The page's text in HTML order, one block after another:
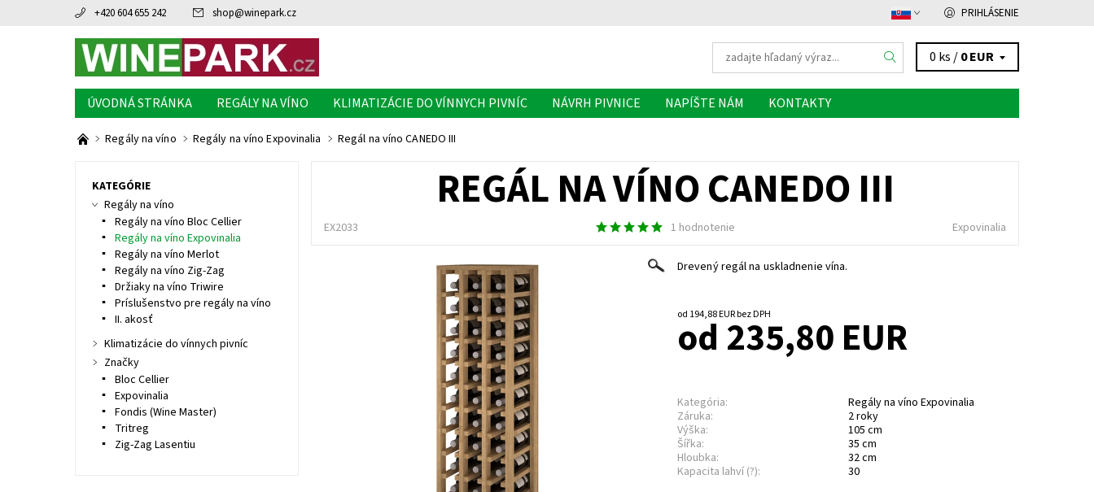
+420 604 655 242 shop@winepark.cz PRIHLÁSENIE
0 ks /0 EUR
ÚVODNÁ STRÁNKA REGÁLY NA VÍNO KLIMATIZÁCIE DO VÍNNYCH PIVNÍC NÁVRH PIVNICE NAPÍŠTE NÁM KONTAKTY
Regály na víno Regály na víno Expovinalia Regál na víno CANEDO III
REGÁL NA VÍNO CANEDO III
EX2033 1 hodnotenie Expovinalia
Drevený regál na uskladnenie vína.
od 194,88 EUR bez DPH
od 235,80 EUR
Kategória:
Regály na víno Expovinalia
Záruka:
2 roky
Výška:
105 cm
Šířka:
35 cm
Hloubka:
32 cm
Kapacita lahví (?):
30
KATEGÓRIE
Regály na víno
Regály na víno Bloc Cellier
Regály na víno Expovinalia
Regály na víno Merlot
Regály na víno Zig-Zag
Držiaky na víno Triwire
Príslušenstvo pre regály na víno
II. akosť
Klimatizácie do vínnych pivníc
Značky
Bloc Cellier
Expovinalia
Fondis (Wine Master)
Tritreg
Zig-Zag Lasentiu